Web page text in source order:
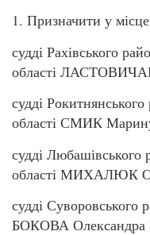
1. Призначити у
судді Рахівського
області
судді
області СМИК
судді Любашівського
області МИХАЛЮК
судді Суворовського
БОКОВА Олександра